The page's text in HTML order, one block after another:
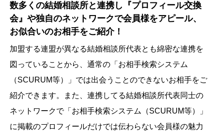
数多くの結婚相談所と連携し『プロフィール交換
会』や独自のネットワークで会員様をアピール、
お似合いのお相手をご紹介！
加盟する連盟が異なる結婚相談所代表とも綿密な連携を
図っていることから、通常の「お相手検索システム
（SCURUM等）」では出会うことのできないお相手をご
紹介できます。また、連携してる結婚相談所代表同士の
ネットワークで「お相手検索システム（SCURUM等）」
に掲載のプロフィールだけでは伝わらない会員様の魅力
マリッジコンサルタントは成婚まで専任担当制！
会員様とマリッジコンサルタントは深い信頼関係で結ば
れていることが重要です。たくさんのコミュニケーショ
ンを図り、積み重なった信頼関係が二人三脚でのコンビ
ネーションを生むのです。名コンビは天下無敵！『ゆい
のはな』が一番大切にしているところです。担当をころ
ころ変えることはありません。